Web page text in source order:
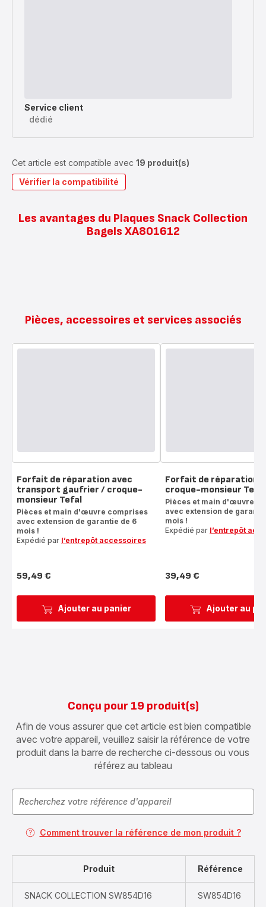
Service client
dédié
Cet article est compatible avec 19 produit(s)
Vérifier la compatibilité
Les avantages du Plaques Snack Collection
Bagels XA801612
Pièces, accessoires et services associés
Ajouter au panier
Forfait de réparation avec
transport gaufrier / croque-
monsieur Tefal
Pièces et main d'œuvre comprises
avec extension de garantie de 6
mois !
Expédié par l’entrepôt accessoires
Prix
59,49 €
Ajouter au
Forfait de réparation
croque-monsieur Tefal
Pièces et main d'œuvre
avec extension de
mois !
Expédié par l’entrepôt
Prix
39,49 €
Conçu pour 19 produit(s)
Afin de vous assurer que cet article est bien compatible
avec votre appareil, veuillez saisir la référence de votre
produit dans la barre de recherche ci-dessous ou vous
référez au tableau
Comment trouver la référence de mon produit ?
Produit Référence
SNACK COLLECTION SW854D16 SW854D16